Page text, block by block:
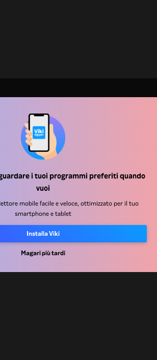
i tuoi programmi preferiti quando
vuoi
mobile facile e veloce, ottimizzato per il tuo
smartphone e tablet
Installa Viki
Magari più tardi